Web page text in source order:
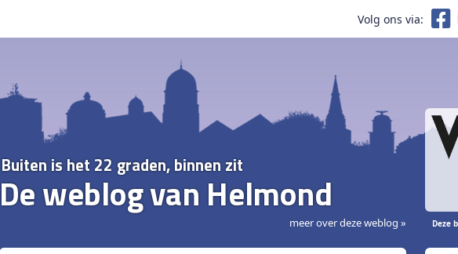
Volg ons via:
Buiten is het 22 graden, binnen zit
De weblog van Helmond
meer over deze weblog » Deze